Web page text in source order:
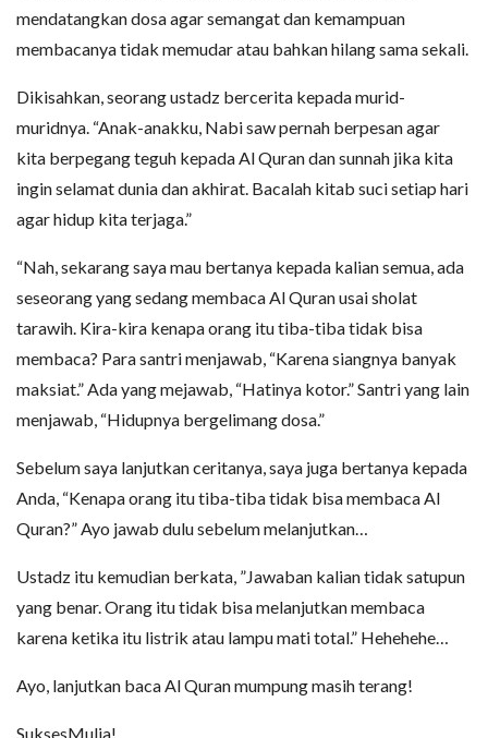
mendatangkan dosa agar semangat dan kemampuan
membacanya tidak memudar atau bahkan hilang sama sekali.
Dikisahkan, seorang ustadz bercerita kepada murid-
muridnya. “Anak-anakku, Nabi saw pernah berpesan agar
kita berpegang teguh kepada Al Quran dan sunnah jika kita
ingin selamat dunia dan akhirat. Bacalah kitab suci setiap hari
agar hidup kita terjaga.”
“Nah, sekarang saya mau bertanya kepada kalian semua, ada
seseorang yang sedang membaca Al Quran usai sholat
tarawih. Kira-kira kenapa orang itu tiba-tiba tidak bisa
membaca? Para santri menjawab, “Karena siangnya banyak
maksiat.” Ada yang mejawab, “Hatinya kotor.” Santri yang lain
menjawab, “Hidupnya bergelimang dosa.”
Sebelum saya lanjutkan ceritanya, saya juga bertanya kepada
Anda, “Kenapa orang itu tiba-tiba tidak bisa membaca Al
Quran?” Ayo jawab dulu sebelum melanjutkan…
Ustadz itu kemudian berkata, ”Jawaban kalian tidak satupun
yang benar. Orang itu tidak bisa melanjutkan membaca
karena ketika itu listrik atau lampu mati total.” Hehehehe…
Ayo, lanjutkan baca Al Quran mumpung masih terang!
SuksesMulia!